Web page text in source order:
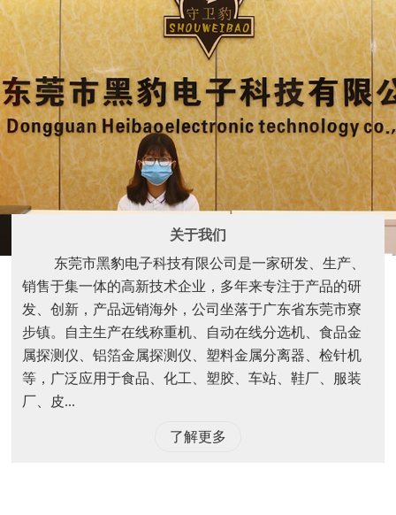
关于我们
东莞市黑豹电子科技有限公司是一家研发、生产、
销售于集一体的高新技术企业，多年来专注于产品的研
发、创新，产品远销海外，公司坐落于广东省东莞市寮
步镇。自主生产在线称重机、自动在线分选机、食品金
属探测仪、铝箔金属探测仪、塑料金属分离器、检针机
等，广泛应用于食品、化工、塑胶、车站、鞋厂、服装
厂、皮...
了解更多